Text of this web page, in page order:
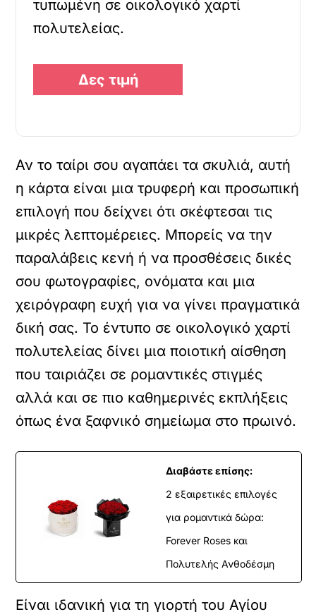
τυπωμένη σε οικολογικό χαρτί
πολυτελείας.
Δες τιμή
Αν το ταίρι σου αγαπάει τα σκυλιά, αυτή
η κάρτα είναι μια τρυφερή και προσωπική
επιλογή που δείχνει ότι σκέφτεσαι τις
μικρές λεπτομέρειες. Μπορείς να την
παραλάβεις κενή ή να προσθέσεις δικές
σου φωτογραφίες, ονόματα και μια
χειρόγραφη ευχή για να γίνει πραγματικά
δική σας. Το έντυπο σε οικολογικό χαρτί
πολυτελείας δίνει μια ποιοτική αίσθηση
που ταιριάζει σε ρομαντικές στιγμές
αλλά και σε πιο καθημερινές εκπλήξεις
όπως ένα ξαφνικό σημείωμα στο πρωινό.
Διαβάστε επίσης:
2 εξαιρετικές επιλογές
για ρομαντικά δώρα:
Forever Roses και
Πολυτελής Ανθοδέσμη
Είναι ιδανική για τη γιορτή του Αγίου